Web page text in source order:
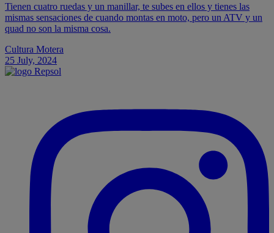
Tienen cuatro ruedas y un manillar, te subes en ellos y tienes las
mismas sensaciones de cuando montas en moto, pero un ATV y un
quad no son la misma cosa.
Cultura Motera
25 July, 2024